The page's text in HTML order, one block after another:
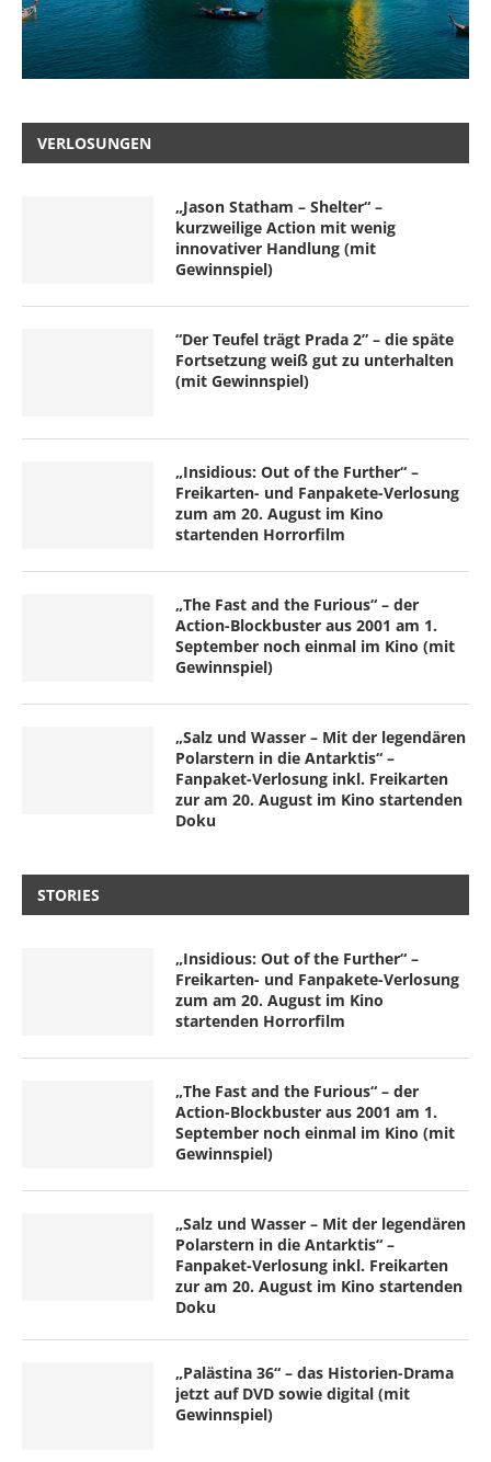
VERLOSUNGEN
„Jason Statham – Shelter“ –
kurzweilige Action mit wenig
innovativer Handlung (mit
Gewinnspiel)
“Der Teufel trägt Prada 2” – die späte
Fortsetzung weiß gut zu unterhalten
(mit Gewinnspiel)
„Insidious: Out of the Further“ –
Freikarten- und Fanpakete-Verlosung
zum am 20. August im Kino
startenden Horrorfilm
„The Fast and the Furious“ – der
Action-Blockbuster aus 2001 am 1.
September noch einmal im Kino (mit
Gewinnspiel)
„Salz und Wasser – Mit der legendären
Polarstern in die Antarktis“ –
Fanpaket-Verlosung inkl. Freikarten
zur am 20. August im Kino startenden
Doku
STORIES
„Insidious: Out of the Further“ –
Freikarten- und Fanpakete-Verlosung
zum am 20. August im Kino
startenden Horrorfilm
„The Fast and the Furious“ – der
Action-Blockbuster aus 2001 am 1.
September noch einmal im Kino (mit
Gewinnspiel)
„Salz und Wasser – Mit der legendären
Polarstern in die Antarktis“ –
Fanpaket-Verlosung inkl. Freikarten
zur am 20. August im Kino startenden
Doku
„Palästina 36“ – das Historien-Drama
jetzt auf DVD sowie digital (mit
Gewinnspiel)